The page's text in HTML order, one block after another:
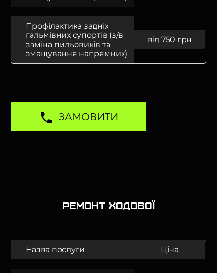
Профілактика задніх
гальмівних супортів (з/в,
заміна пильовиків та
змащування напрямних)
від 750 грн
ЗАМОВИТИ
Ремонт ходової
Назва послуги Ціна